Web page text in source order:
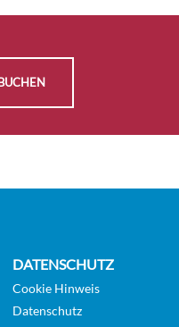
DATENSCHUTZ
Cookie Hinweis
Datenschutz